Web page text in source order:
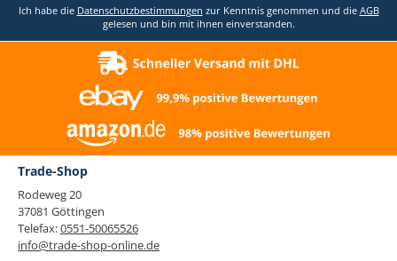
Ich habe die Datenschutzbestimmungen zur Kenntnis genommen und die AGB
gelesen und bin mit ihnen einverstanden.
Trade-Shop
Rodeweg 20
37081 Göttingen
Telefax:0551-50065526
info@trade-shop-online.de